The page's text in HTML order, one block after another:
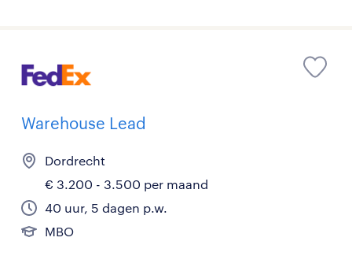
Warehouse Lead
Dordrecht
€ 3.200 - 3.500 per maand
40 uur, 5 dagen p.w.
MBO